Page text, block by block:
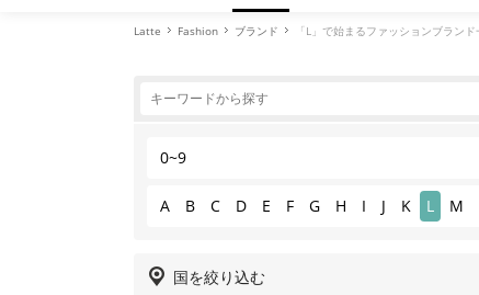
Latte Fashion ブランド 「L」で始まるファッションブランド
0~9
A B C D E F G H I J K L M
国を絞り込む